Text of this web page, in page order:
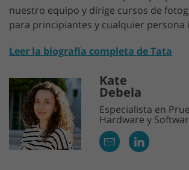
nuestro equipo y dirige cursos de
para principiantes y cualquier persona
Leer la biografía completa de Tata
Kate
Debela
Especialista en
Hardware y